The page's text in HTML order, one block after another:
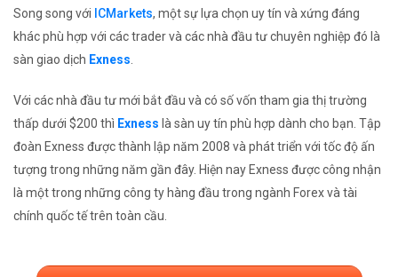
Song song với ICMarkets, một sự lựa chọn uy tín và xứng đáng
khác phù hợp với các trader và các nhà đầu tư chuyên nghiệp đó là
sàn giao dịch Exness.
Với các nhà đầu tư mới bắt đầu và có số vốn tham gia thị trường
thấp dưới $200 thì Exness là sàn uy tín phù hợp dành cho bạn. Tập
đoàn Exness được thành lập năm 2008 và phát triển với tốc độ ấn
tượng trong những năm gần đây. Hiện nay Exness được công nhận
là một trong những công ty hàng đầu trong ngành Forex và tài
chính quốc tế trên toàn cầu.